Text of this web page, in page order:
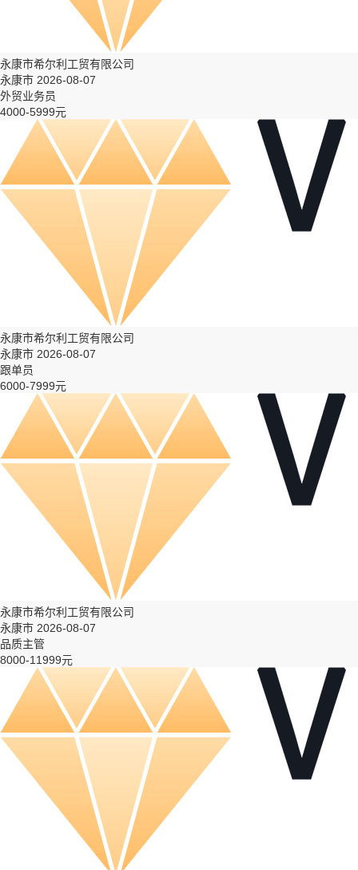
永康市希尔利工贸有限公司
永康市 2026-08-07
外贸业务员
4000-5999元
永康市希尔利工贸有限公司
永康市 2026-08-07
跟单员
6000-7999元
永康市希尔利工贸有限公司
永康市 2026-08-07
品质主管
8000-11999元